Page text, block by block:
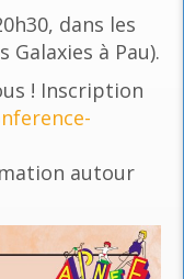
dans les
Galaxies à Pau).
! Inscription
autour